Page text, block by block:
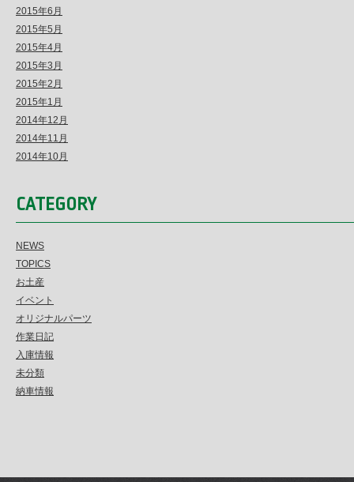
2015年6月
2015年5月
2015年4月
2015年3月
2015年2月
2015年1月
2014年12月
2014年11月
2014年10月
CATEGORY
NEWS
TOPICS
お土産
イベント
オリジナルパーツ
作業日記
入庫情報
未分類
納車情報